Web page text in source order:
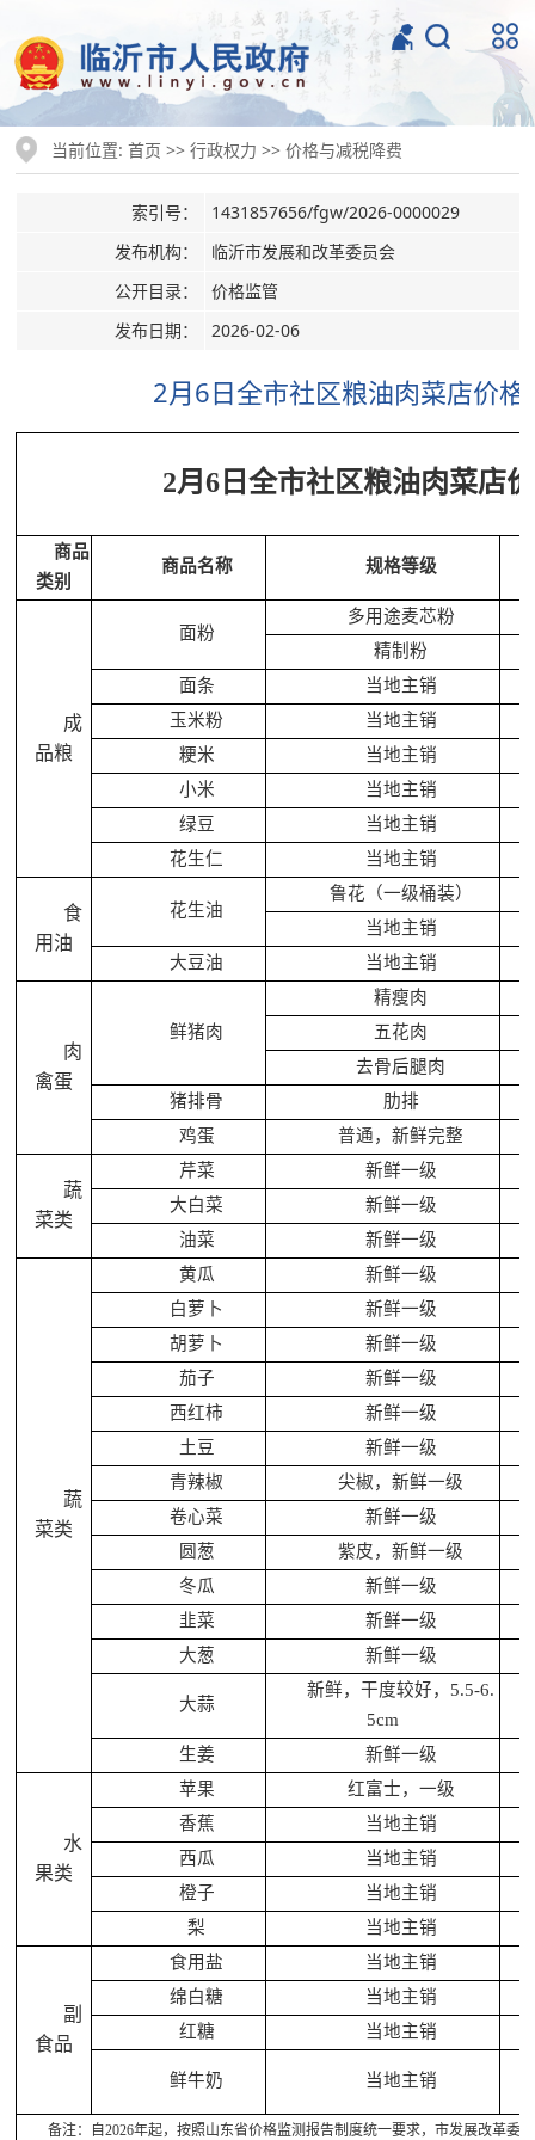
当前位置:首页 >>行政权力 >>价格与减税降费
索引号：
1431857656/fgw/2026-0000029
发布机构：
临沂市发展和改革委员会
公开目录：
价格监管
发布日期：
2026-02-06
2月6日全市社区粮油肉菜店价格
2月6日全市社区粮油肉菜店
商品
类别
商品名称 规格等级
成
品粮
面粉
多用途麦芯粉
精制粉
面条
当地主销
玉米粉
当地主销
粳米
当地主销
小米
当地主销
绿豆
当地主销
花生仁
当地主销
食
用油
花生油
鲁花（一级桶装）
当地主销
大豆油
当地主销
肉
禽蛋
鲜猪肉
精瘦肉
五花肉
去骨后腿肉
猪排骨
肋排
鸡蛋
普通，新鲜完整
蔬
菜类
芹菜
新鲜一级
大白菜
新鲜一级
油菜
新鲜一级
蔬
菜类
黄瓜
新鲜一级
白萝卜
新鲜一级
胡萝卜
新鲜一级
茄子
新鲜一级
西红柿
新鲜一级
土豆
新鲜一级
青辣椒
尖椒，新鲜一级
卷心菜
新鲜一级
圆葱
紫皮，新鲜一级
冬瓜
新鲜一级
韭菜
新鲜一级
大葱
新鲜一级
大蒜
新鲜，干度较好，5.5-6.
5cm
生姜
新鲜一级
水
果类
苹果
红富士，一级
香蕉
当地主销
西瓜
当地主销
橙子
当地主销
梨
当地主销
副
食品
食用盐
当地主销
绵白糖
当地主销
红糖
当地主销
鲜牛奶 当地主销
备注：自2026年起，按照山东省价格监测报告制度统一要求，市发展改革委